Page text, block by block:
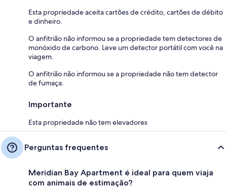
Esta propriedade aceita cartões de crédito, cartões de débito
e dinheiro.
O anfitrião não informou se a propriedade tem detectores de
monóxido de carbono. Leve um detector portátil com você na
viagem.
O anfitrião não informou se a propriedade não tem detector
de fumaça.
Importante
Esta propriedade não tem elevadores
Perguntas frequentes
Meridian Bay Apartment é ideal para quem viaja
com animais de estimação?